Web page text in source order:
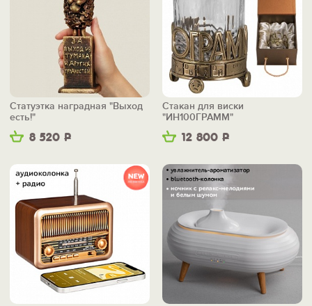
8 520 Р
Статуэтка наградная "Выход
есть!"
12 800 Р
Стакан для виски
"ИН100ГРАММ"